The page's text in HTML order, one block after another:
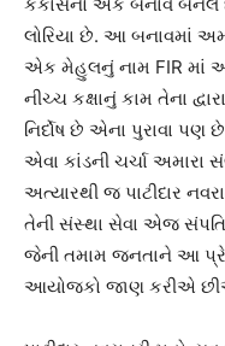
લોરિયા છે. આ બનાવમાં
એક મેહુલનું નામ FIR માં
નીચ્ચ કક્ષાનું કામ તેના
નિર્દોષ છે એના પુરાવા
એવા કાંડની ચર્ચા
અત્યારથી જ પાટીદાર
તેની સંસ્થા સેવા એજ
જેની તમામ જનતાને આ પ્રેસ
આયોજકો જાણ કરીએ